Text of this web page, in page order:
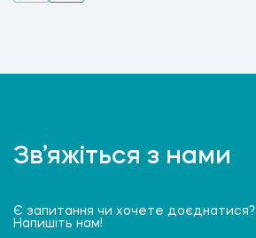
Зв’яжіться з нами
Є запитання чи хочете доєднатися?
Напишіть нам!